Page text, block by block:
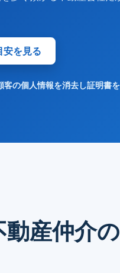
安を見る
客の個人情報を消去し証明書
産仲介